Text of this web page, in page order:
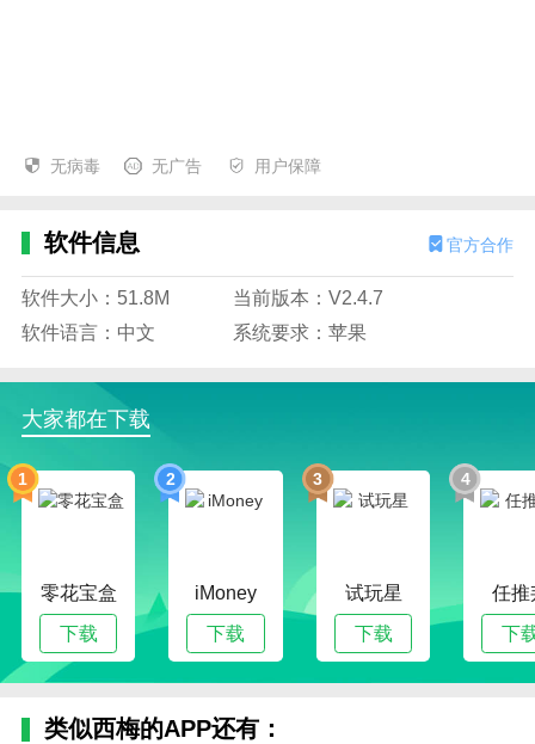
无病毒 无广告 用户保障
软件信息 官方合作
软件大小：51.8M
当前版本：V2.4.7
软件语言：中文
系统要求：苹果
大家都在下载
1
零花宝盒
下载
2
iMoney
下载
3
试玩星
下载
4
任推
下
类似西梅的APP还有：